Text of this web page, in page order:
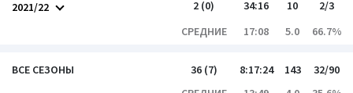
2021/22 2 (0) 34:16 10
2/3
СРЕДНИЕ
17:08 5.0 66.7%
ВСЕ СЕЗОНЫ 36 (7) 8:17:24 143
32/90